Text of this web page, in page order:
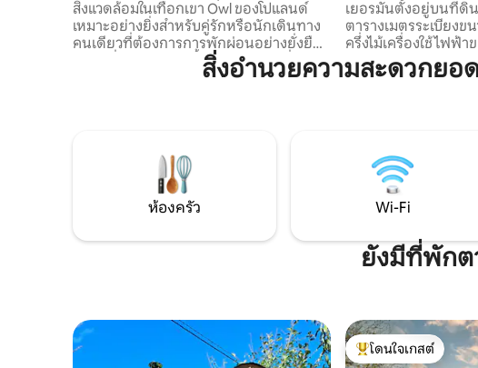
สิ่งแวดล้อมในเทือกเขา Owl ของโปแลนด์
เหมาะอย่างยิ่งสำหรับคู่รักหรือนักเดินทาง
คนเดียวที่ต้องการการพักผ่อนอย่างยั่งยืน
สถานที่พักผ่อนแห่งนี้สร้างด้วยวัสดุที่ได้รับ
การรับรองด้านสิ่งแวดล้อม ผสมผสานความ
สำหรับสัตว์เลี้ยง และเข้าถึงทะเลสาบ เส้น
ทางเดินป่า และปราสาทเก่าแก่ได้ง่าย เหมาะ
สำหรับการกลับมาสัมผัสธรรมชาติในพื้นที่ที่
มีสุขภาพดีและออกแบบมาอย่างสวยงาม ⚠️:
มีการก่อสร้างอยู่ข้าง ๆ
เยอรมันตั้งอยู่บนที่ดิน
ตารางเมตรระเบียงข
ครึ่งไม้เครื่องใช้ไฟฟ้า
การอนุรักษ์ไว้ ความเ
สมุดส่วนตัวในส่วนขอ
(เปลญวน) ที่มีแสงแด
สำหรับผู้ที่ต้องการค
ใหญ่ห้องน้ำ 1 ห้องที่อา
สิ่งอำนวยความสะดวกยอ
ห้องครัว Wi-Fi
ยังมีที่พักต
โดนใจเกสต์ที่สุด
โดนใจเกสต์